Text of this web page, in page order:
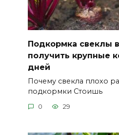
Подкормка свеклы
получить крупные
дней
Почему свекла плохо
подкормки Стоишь
0 29